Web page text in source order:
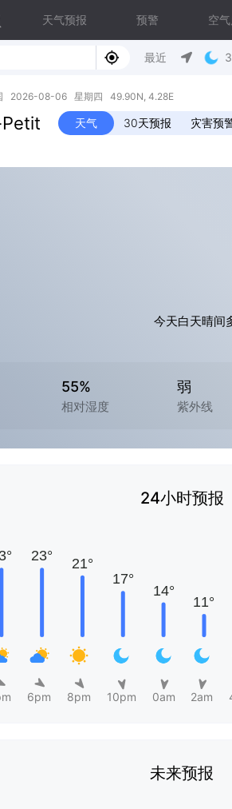
天气预报 预警 空
最近
2026-08-06 星期四 49.90N, 4.28E
天气 30天预报 灾害预
今天白天晴间
55%
相对湿度
弱
紫外线
24小时预报
6pm 8pm 10pm 0am 2am
未来预报